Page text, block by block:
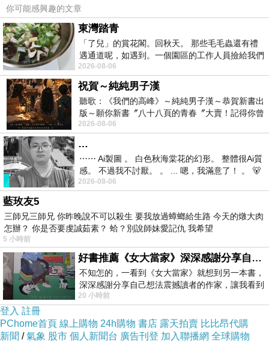
▲店門口擠滿了人
陸陸續續一直有人來~生意真好
你可能感興趣的文章
東灣踏青
「了兒」的賞花閣。回秋天。 那些毛毛蟲還有禮
遇通道呢，如遇到。一個園區的工作人員撿給我們
細賞。
2026-08-06
祝賀～純純男子漢
聽歌：《我們的高峰》～純純男子漢～恭賀新書出
版～願你新書〞八十八頁的青春〞大賣！記得你曾
經在我的版留言…「好讚的圖^^感覺大家
2026-08-06
…
⋯⋯ Ai製圖 。 白色秋海棠花的幻形。 整體很Ai質
感。 不過我不討厭。 。 ... 嗯，我滿意了！ 。 🐻
昨中
2026-08-06
藍玫友5
三師兄三師兄 你昨晚說不可以殺生 要我放過蟑螂給生路 今天的燉大肉
怎辦？ 你是否要虔誠茹素？ 蛤？別說師妹愛記仇 我希望
5 小時前
好書推薦《女大當家》深深感謝分享自己想法震撼讀者的作家，讓我看到不同樣貌的家庭！
不知怎的，一看到《女大當家》就想到另一本書，
深深感謝分享自己想法震撼讀者的作家，讓我看到
不同樣貌的家庭！ 《女大
20 小時前
登入 註冊
PChome首頁 線上購物 24h購物 書店 露天拍賣 比比昂代購
新聞 /氣象 股市 個人新聞台 廣告刊登 加入聯播網 全球購物